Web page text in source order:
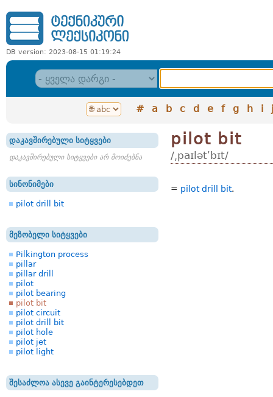
DB version: 2023-08-15 01:19:24
# a b c d e f g h i j
დაკავშირებული სიტყვები
დაკავშირებული სიტყვები არ მოიძებნა
სინონიმები
pilot drill bit
მეზობელი სიტყვები
Pilkington process
pillar
pillar drill
pilot
pilot bearing
pilot bit
pilot circuit
pilot drill bit
pilot hole
pilot jet
pilot light
შესაძლოა ასევე გაინტერესებდეთ
pilot bit
/͵paɪlətʹbɪt/
= pilot drill bit.